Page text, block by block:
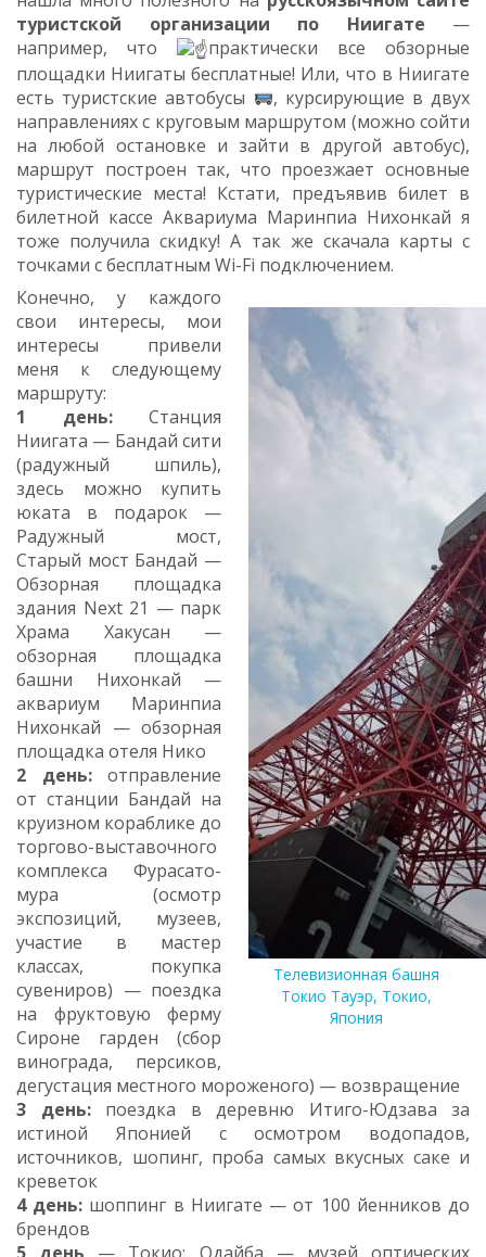
туристской организации по Ниигате —
например, что
практически все обзорные
площадки Ниигаты бесплатные! Или, что в Ниигате
есть туристские автобусы
, курсирующие в двух
направлениях с круговым маршрутом (можно сойти
на любой остановке и зайти в другой автобус),
маршрут построен так, что проезжает основные
туристические места! Кстати, предъявив билет в
билетной кассе Аквариума Маринпиа Нихонкай я
тоже получила скидку! А так же скачала карты с
точками с бесплатным Wi-Fi подключением.
Телевизионная башня
Токио Тауэр, Токио,
Япония
Конечно, у каждого
свои интересы, мои
интересы привели
меня к следующему
маршруту:
1 день:Станция
Ниигата — Бандай сити
(радужный шпиль),
здесь можно купить
юката в подарок —
Радужный мост,
Старый мост Бандай —
Обзорная площадка
здания Next 21 — парк
Храма Хакусан —
обзорная площадка
башни Нихонкай —
аквариум Маринпиа
Нихонкай — обзорная
площадка отеля Нико
2 день:отправление
от станции Бандай на
круизном кораблике до
торгово-выставочного
комплекса Фурасато-
мура (осмотр
экспозиций, музеев,
участие в мастер
классах, покупка
сувениров) — поездка
на фруктовую ферму
Сироне гарден (сбор
винограда, персиков,
дегустация местного мороженого) — возвращение
3 день:поездка в деревню Итиго-Юдзава за
истиной Японией с осмотром водопадов,
источников, шопинг, проба самых вкусных саке и
креветок
4 день: шоппинг в Ниигате — от 100 йенников до
брендов